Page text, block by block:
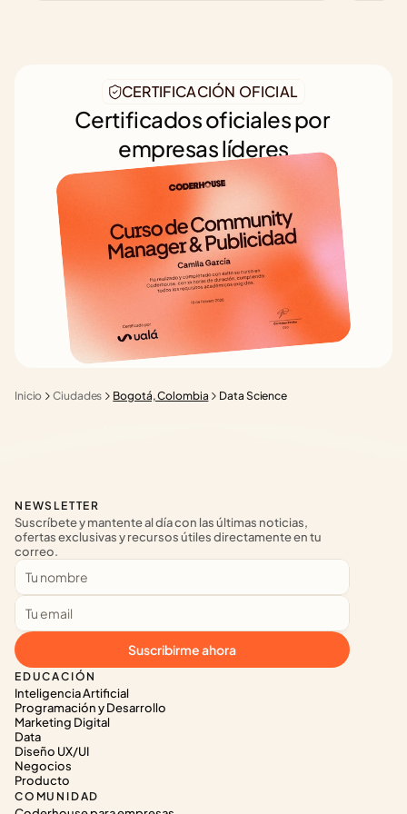
Inicio Ciudades Bogotá, Colombia Data Science
CERTIFICACIÓN OFICIAL
Certificados oficiales por
empresas líderes
EDUCACIÓN
Inteligencia Artificial
Programación y Desarrollo
Marketing Digital
Data
Diseño UX/UI
Negocios
Producto
COMUNIDAD
NEWSLETTER
Suscríbete y mantente al día con las últimas noticias,
ofertas exclusivas y recursos útiles directamente en tu
correo.
Suscribirme ahora